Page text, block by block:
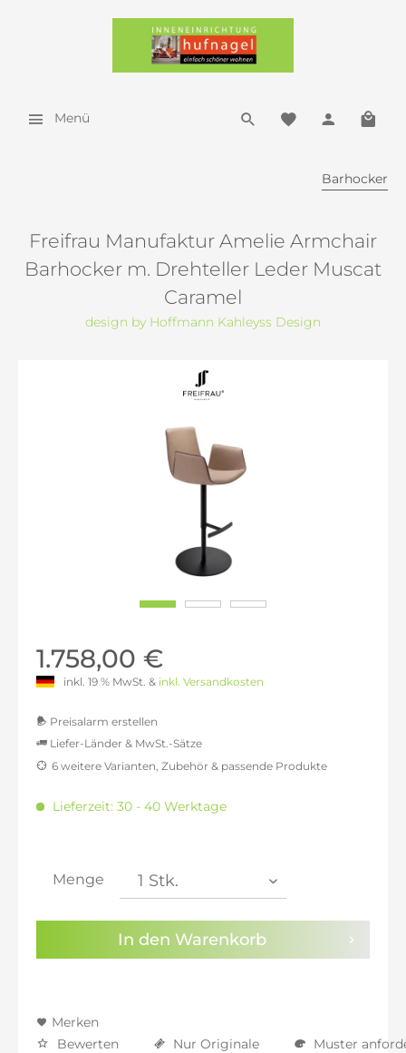
Menü
Barhocker
Freifrau Manufaktur Amelie Armchair
Barhocker m. Drehteller Leder Muscat
Caramel
design by Hoffmann Kahleyss Design
1.758,00 €
inkl. 19 % MwSt. & inkl. Versandkosten
Preisalarm erstellen
Sie haben dieDatenschutzbestimmungenzur
Kenntnis genommen.
Liefer-Länder & MwSt.-Sätze
inkl. 16% MwSt.: 1.713,68 €
inkl. 21% MwSt.: 1.787,55 €
inkl. 22% MwSt.: 1.802,32 €
6 weitere Varianten, Zubehör & passende Produkte
Lieferzeit: 30 - 40 Werktage
Menge
In den Warenkorb
Merken
Bewerten
Nur Originale Muster